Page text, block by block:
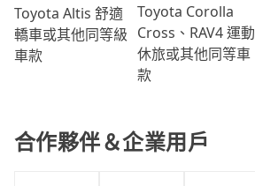
Toyota Altis 舒適
轎車或其他同等級
車款
Toyota Corolla
Cross、RAV4 運動
休旅或其他同等車
款
合作夥伴＆企業用戶